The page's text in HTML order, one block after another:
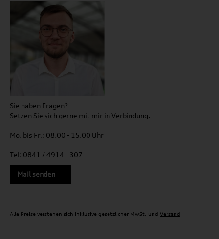
Sie haben Fragen?
Setzen Sie sich gerne mit mir in Verbindung.
Mo. bis Fr.: 08.00 - 15.00 Uhr
Tel: 0841 / 4914 - 307
Mail senden
Alle Preise verstehen sich inklusive gesetzlicher MwSt. und Versand